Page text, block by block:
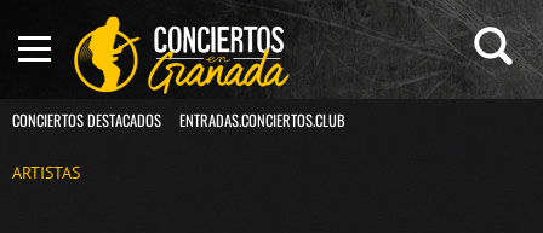
CONCIERTOS DESTACADOS ENTRADAS.CONCIERTOS.CLUB
ARTISTAS